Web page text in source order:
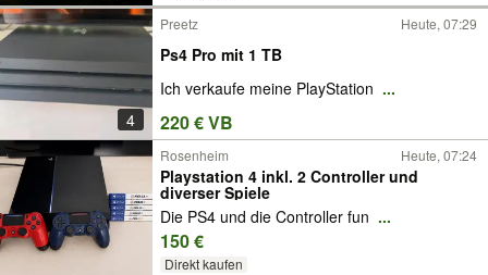
4
Preetz Heute, 07:29
Ps4 Pro mit 1 TB
Ich verkaufe meine PlayStation ...
220 € VB
Rosenheim Heute, 07:24
Playstation 4 inkl. 2 Controller und
diverser Spiele
Die PS4 und die Controller fun ...
150 €
Direkt kaufen